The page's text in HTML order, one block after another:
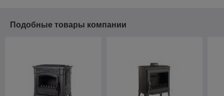
Подобные товары компании